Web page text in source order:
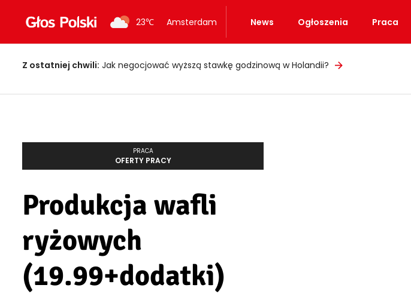
23℃ Amsterdam News Ogłoszenia Praca
Z ostatniej chwili: Jak negocjować wyższą stawkę godzinową w Holandii?
PRACA
OFERTY PRACY
Produkcja wafli
ryżowych
(19.99+dodatki)